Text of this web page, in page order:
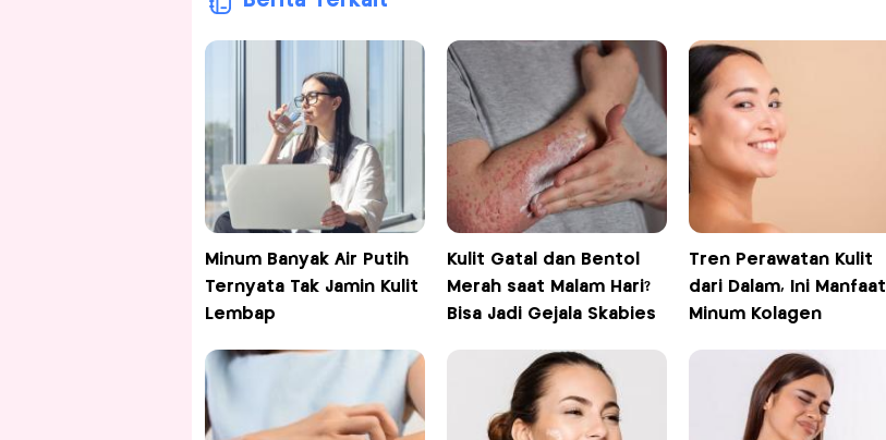
Minum Banyak Air Putih
Ternyata Tak Jamin Kulit
Lembap
Kulit Gatal dan Bentol
Merah saat Malam Hari?
Bisa Jadi Gejala Skabies
Tren Perawatan Kulit
dari Dalam, Ini Manfaat
Minum Kolagen